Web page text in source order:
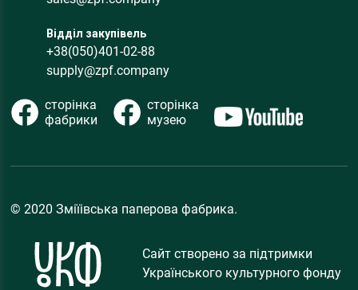
Відділ закупівель
+38(050)401-02-88
supply@zpf.company
сторінка
фабрики
сторінка
музею
© 2020 Зміїівська паперова фабрика.
Сайт створено за підтримки
Українського культурного фонду